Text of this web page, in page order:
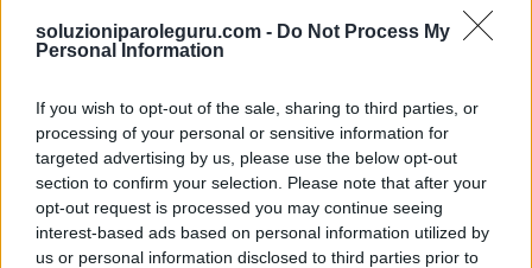
soluzioniparoleguru.com - Do Not Process My
Personal Information
If you wish to opt-out of the sale, sharing to third parties, or
processing of your personal or sensitive information for
targeted advertising by us, please use the below opt-out
section to confirm your selection. Please note that after your
opt-out request is processed you may continue seeing
interest-based ads based on personal information utilized by
us or personal information disclosed to third parties prior to
M
9. C R A
B
11. C R
B
12. M A R
C
13. M I C
A
14.
M I R
A